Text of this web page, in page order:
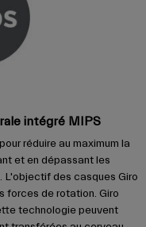
intégré MIPS
réduire au maximum la
et en dépassant les
L'objectif des casques Giro
forces de rotation. Giro
technologie peuvent